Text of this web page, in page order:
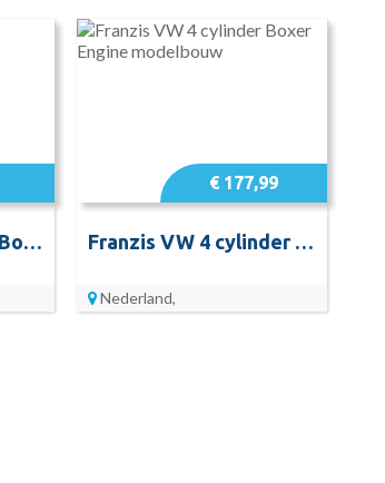
Franzis BMW R90 S Boxermotor modelbouw
€ 177,99
Franzis VW 4 cylinder Boxer Engine modelbouw
Nederland,